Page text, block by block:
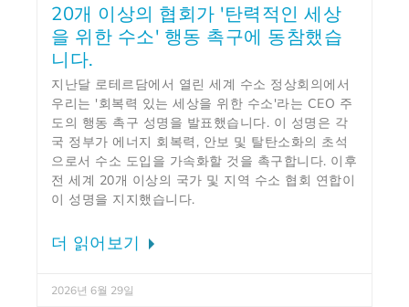
20개 이상의 협회가 '탄력적인 세상
을 위한 수소' 행동 촉구에 동참했습
니다.
지난달 로테르담에서 열린 세계 수소 정상회의에서
우리는 '회복력 있는 세상을 위한 수소'라는 CEO 주
도의 행동 촉구 성명을 발표했습니다. 이 성명은 각
국 정부가 에너지 회복력, 안보 및 탈탄소화의 초석
으로서 수소 도입을 가속화할 것을 촉구합니다. 이후
전 세계 20개 이상의 국가 및 지역 수소 협회 연합이
이 성명을 지지했습니다.
더 읽어보기
2026년 6월 29일